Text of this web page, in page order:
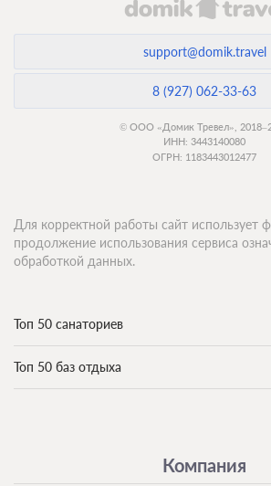
support@domik.travel
8 (927) 062-33-63
© ООО «Домик Тревел»,
ИНН: 3443140080
ОГРН: 1183443012477
Топ 50 санаториев
Топ 50 баз отдыха
Компания
Для корректной работы сайт использует
продолжение использования сервиса
обработкой данных.